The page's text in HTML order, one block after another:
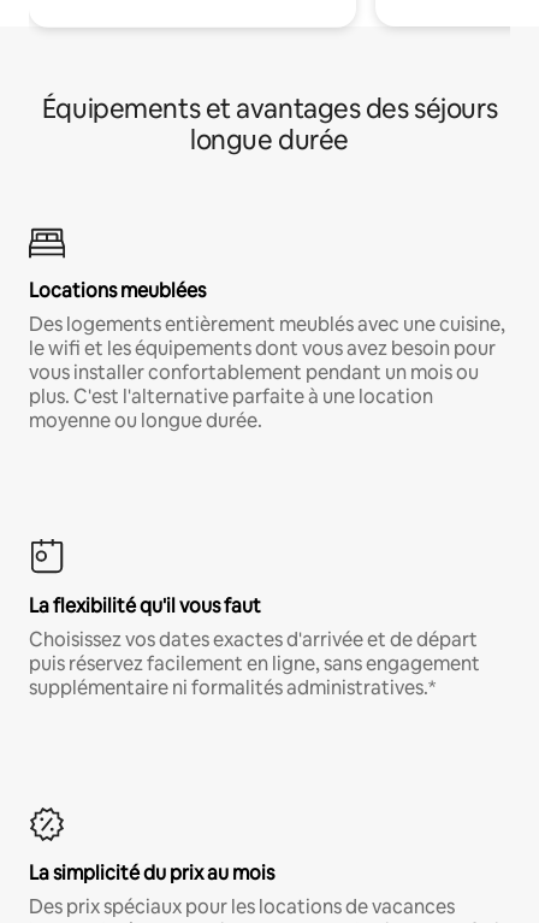
Équipements et avantages des séjours
longue durée
Locations meublées
Des logements entièrement meublés avec une cuisine,
le wifi et les équipements dont vous avez besoin pour
vous installer confortablement pendant un mois ou
plus. C'est l'alternative parfaite à une location
moyenne ou longue durée.
La flexibilité qu'il vous faut
Choisissez vos dates exactes d'arrivée et de départ
puis réservez facilement en ligne, sans engagement
supplémentaire ni formalités administratives.*
La simplicité du prix au mois
Des prix spéciaux pour les locations de vacances